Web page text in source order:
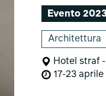
Evento
Architettura
Hotel straf
17-23 aprile